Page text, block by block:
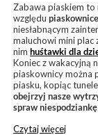
Zabawa piaskiem to
względu
niesłabnącym
maluchowi mini plac
nimhuśtawki dla
Koniec z wakacyjną
piaskownicy można
piasku, kopiąc
obejrzyj nasze
spraw
Czytaj więcej